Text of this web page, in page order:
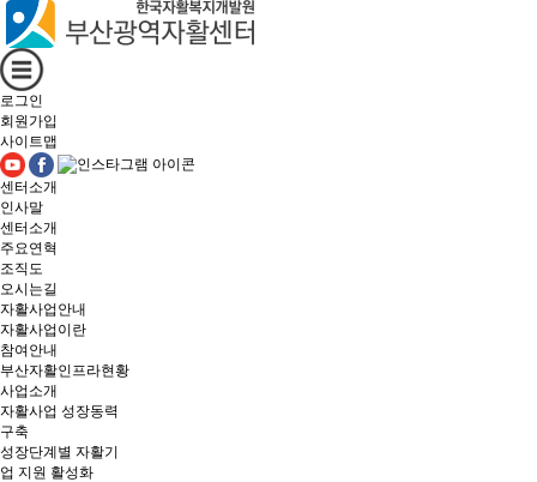
로그인
회원가입
사이트맵
센터소개
인사말
센터소개
주요연혁
조직도
오시는길
자활사업안내
자활사업이란
참여안내
부산자활인프라현황
사업소개
자활사업 성장동력
구축
성장단계별 자활기
업 지원 활성화